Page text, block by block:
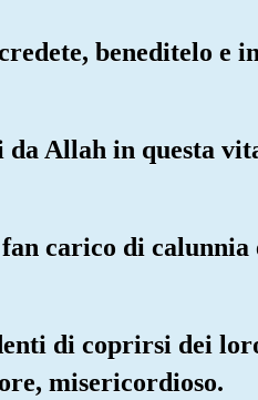
beneditelo e
da Allah in questa
carico di calunnia
di coprirsi dei
misericordioso.